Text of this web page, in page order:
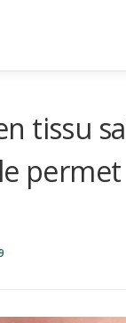
tissu